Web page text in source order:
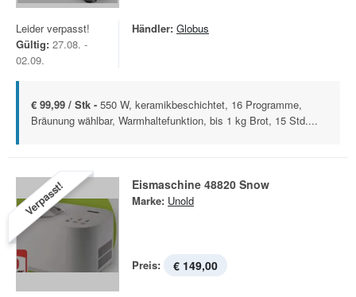
Leider verpasst!
Gültig: 27.08. -
02.09.
Händler: Globus
€ 99,99 / Stk - 550 W, keramikbeschichtet, 16 Programme,
Bräunung wählbar, Warmhaltefunktion, bis 1 kg Brot, 15 Std....
Verpasst! Eismaschine 48820 Snow
Marke: Unold
Preis: € 149,00